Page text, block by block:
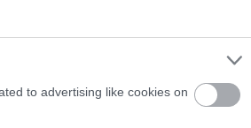
to advertising like cookies on
háromhavi
a